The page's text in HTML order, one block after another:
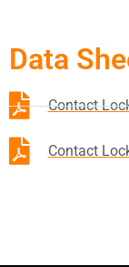
Data
Contact
Contact